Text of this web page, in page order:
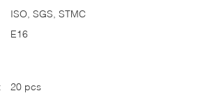
ISO, SGS, STMC
E16
20 pcs